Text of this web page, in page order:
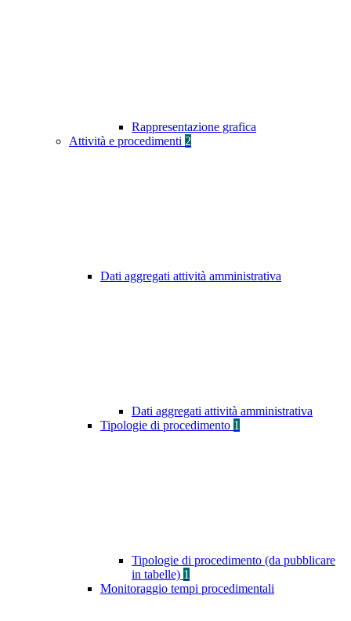
Rappresentazione grafica
Attività e procedimenti 2
Dati aggregati attività amministrativa
Dati aggregati attività amministrativa
Tipologie di procedimento 1
Tipologie di procedimento (da pubblicare
in tabelle) 1
Monitoraggio tempi procedimentali